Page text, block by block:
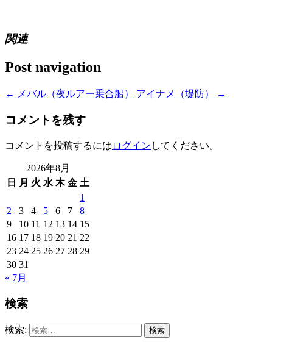
関連
Post navigation
← メバル（夜ルアー乗合船） アイナメ（堤防） →
コメントを残す
コメントを投稿するには ログイン してください。
2026年8月
日
月 火 水 木 金 土
1
2
3 4 5 6 7
8
9
10 11 12 13 14 15
16 17 18 19 20 21 22
23 24 25 26 27 28 29
30 31
« 7月
検索
検索: